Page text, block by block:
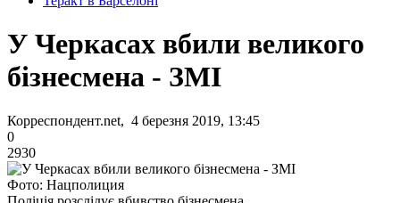
У Черкасах вбили великого
бізнесмена - ЗМІ
Корреспондент.net, 4 березня 2019, 13:45
0
2930
Фото: Нацполиция